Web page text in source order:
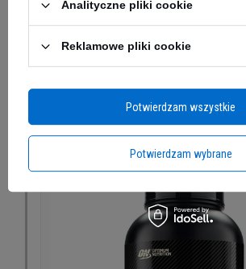
i między posiłkami.
Uniwersalne Enzymy Duże opakowanie
Analityczne pliki cookie
Reklamowe pliki cookie
Potwierdzam wybrane
Potwierdzam wszystkie